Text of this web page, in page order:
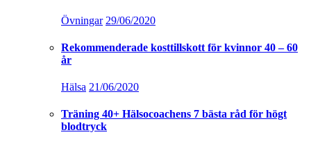
Övningar 29/06/2020
Rekommenderade kosttillskott för kvinnor 40 – 60
år
Hälsa 21/06/2020
Träning 40+ Hälsocoachens 7 bästa råd för högt
blodtryck